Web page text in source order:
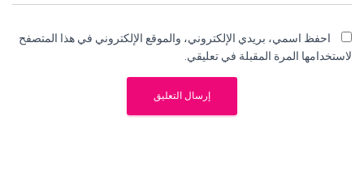
احفظ اسمي، بريدي الإلكتروني، والموقع الإلكتروني في هذا المتصفح
لاستخدامها المرة المقبلة في تعليقي.